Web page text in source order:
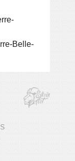
Belle-